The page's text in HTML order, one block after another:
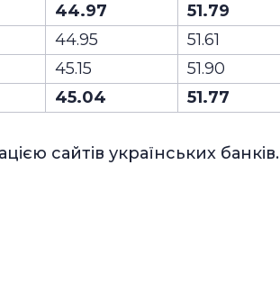
44.97 51.79
44.95 51.61
45.15 51.90
45.04 51.77
сайтів українських банків.